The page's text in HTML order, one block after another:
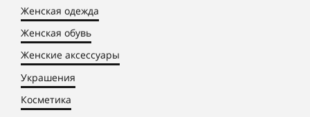
Женская одежда
Женская обувь
Женские аксессуары
Украшения
Косметика